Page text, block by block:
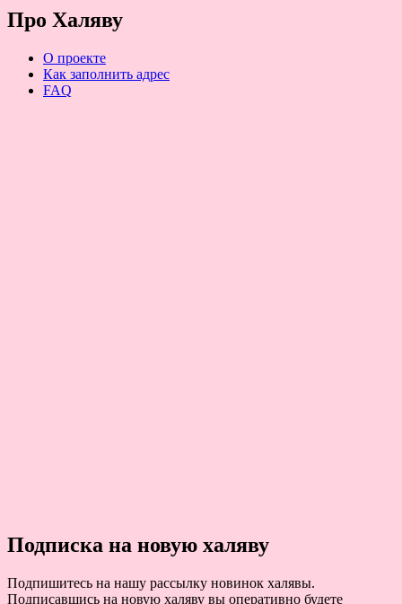
Про Халяву
О проекте
Как заполнить адрес
FAQ
Подписка на новую халяву
Подпишитесь на нашу рассылку новинок халявы.
Подписавшись на новую халяву вы оперативно будете